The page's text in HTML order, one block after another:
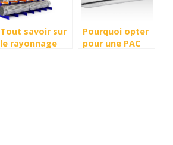
Tout savoir sur
le rayonnage
Pourquoi opter
pour une PAC